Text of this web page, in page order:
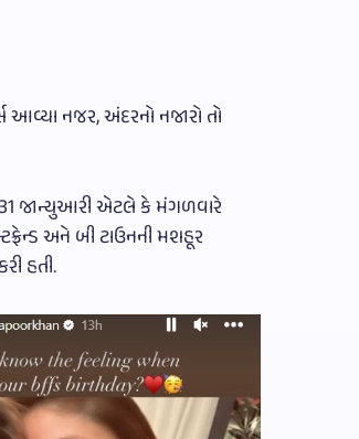
આવ્યા નજર, અંદરનો નજારો તો
જાન્યુઆરી એટલે કે મંગળવારે
અને બી ટાઉનની મશહૂર
હતી.